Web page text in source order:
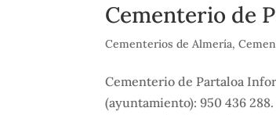
Cementerio de
Cementerios de Almería,
Cementerio de Partaloa
(ayuntamiento): 950 436